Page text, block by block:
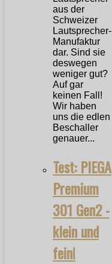
aus der
Schweizer
Lautsprecher-
Manufaktur
dar. Sind sie
deswegen
weniger gut?
Auf gar
keinen Fall!
Wir haben
uns die edlen
Beschaller
genauer...
Test: PIEGA
Premium
301 Gen2 -
klein und
fein!